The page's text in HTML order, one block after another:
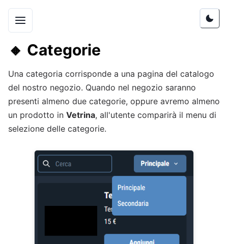
🔸 Categorie
Una categoria corrisponde a una pagina del catalogo
del nostro negozio. Quando nel negozio saranno
presenti almeno due categorie, oppure avremo almeno
un prodotto in Vetrina, all'utente comparirà il menu di
selezione delle categorie.